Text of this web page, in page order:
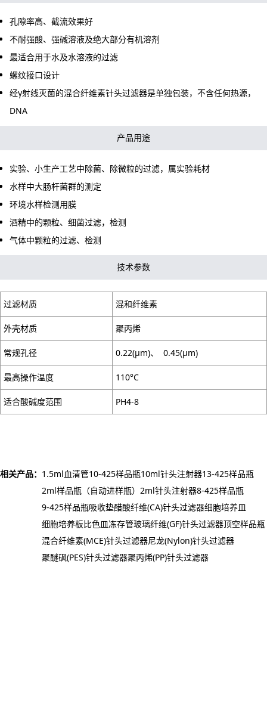
孔隙率高、截流效果好
不耐强酸、强碱溶液及绝大部分有机溶剂
最适合用于水及水溶液的过滤
螺纹接口设计
经γ射线灭菌的混合纤维素针头过滤器是单独包装，不含任何热源，
DNA
产品用途
实验、小生产工艺中除菌、除微粒的过滤，属实验耗材
水样中大肠杆菌群的测定
环境水样检测用膜
酒精中的颗粒、细菌过滤，检测
气体中颗粒的过滤、检测
技术参数
过滤材质 混和纤维素
外壳材质 聚丙烯
常规孔径 0.22(μm)、 0.45(μm)
最高操作温度 110°C
适合酸碱度范围 PH4-8
相关产品： 1.5ml血清管10-425样品瓶10ml针头注射器13-425样品瓶
2ml样品瓶（自动进样瓶） 2ml针头注射器8-425样品瓶
9-425样品瓶吸收垫醋酸纤维(CA)针头过滤器细胞培养皿
细胞培养板比色皿冻存管玻璃纤维(GF)针头过滤器顶空样品瓶
混合纤维素(MCE)针头过滤器尼龙(Nylon)针头过滤器
聚醚砜(PES)针头过滤器聚丙烯(PP)针头过滤器